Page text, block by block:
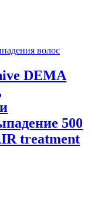
волос
DEMA
500
treatment